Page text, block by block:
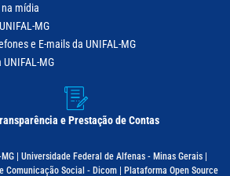
na mídia
MG
e E-mails da UNIFAL-MG
MG
e Prestação de Contas
| Universidade Federal de Alfenas - Minas Gerais |
Comunicação Social - Dicom | Plataforma Open Source